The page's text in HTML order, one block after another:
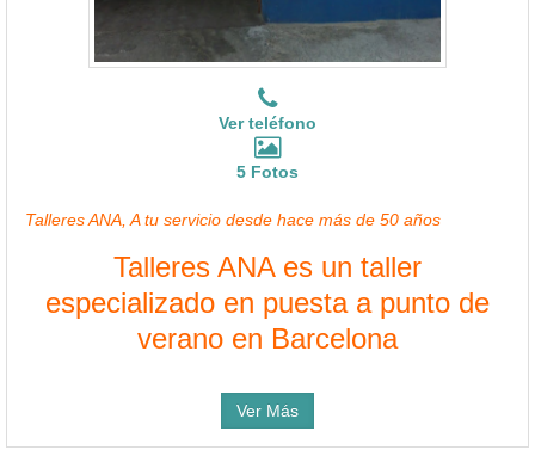
Ver teléfono
5 Fotos
Talleres ANA, A tu servicio desde hace más de 50 años
Talleres ANA es un taller
especializado en puesta a punto de
verano en Barcelona
Ver Más